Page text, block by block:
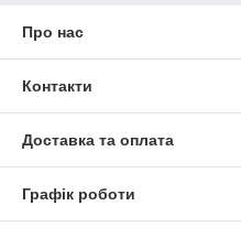
Про нас
Контакти
Доставка та оплата
Графік роботи